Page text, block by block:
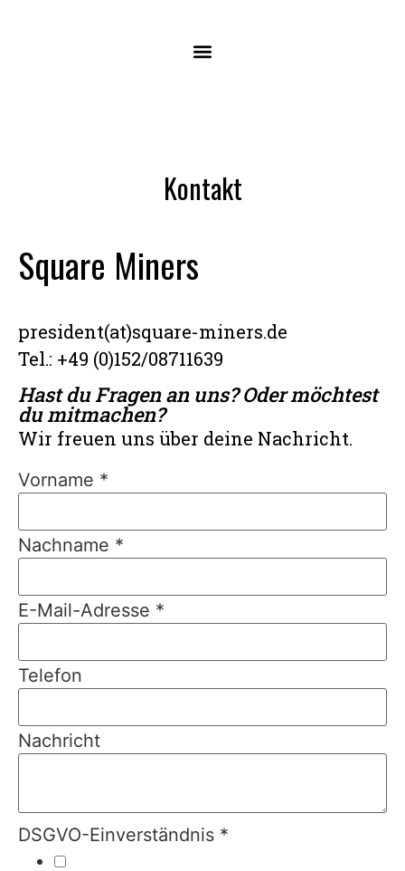
Kontakt
Square Miners
president(at)square-miners.de
Tel.: +49 (0)152/08711639
Hast du Fragen an uns? Oder möchtest
du mitmachen?
Wir freuen uns über deine Nachricht.
Vorname *
Nachname *
E-Mail-Adresse *
Nachricht
DSGVO-
E-Mail-
Adresse
Telefon
Nachricht
DSGVO-Einverständnis *